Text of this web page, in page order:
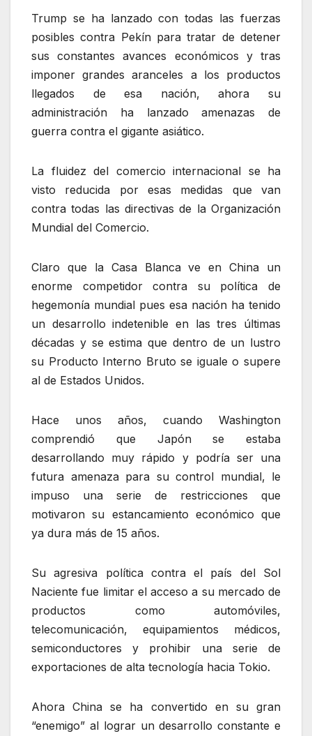
Trump se ha lanzado con todas las fuerzas
posibles contra Pekín para tratar de detener
sus constantes avances económicos y tras
imponer grandes aranceles a los productos
llegados de esa nación, ahora su
administración ha lanzado amenazas de
guerra contra el gigante asiático.
La fluidez del comercio internacional se ha
visto reducida por esas medidas que van
contra todas las directivas de la Organización
Mundial del Comercio.
Claro que la Casa Blanca ve en China un
enorme competidor contra su política de
hegemonía mundial pues esa nación ha tenido
un desarrollo indetenible en las tres últimas
décadas y se estima que dentro de un lustro
su Producto Interno Bruto se iguale o supere
al de Estados Unidos.
Hace unos años, cuando Washington
comprendió que Japón se estaba
desarrollando muy rápido y podría ser una
futura amenaza para su control mundial, le
impuso una serie de restricciones que
motivaron su estancamiento económico que
ya dura más de 15 años.
Su agresiva política contra el país del Sol
Naciente fue limitar el acceso a su mercado de
productos como automóviles,
telecomunicación, equipamientos médicos,
semiconductores y prohibir una serie de
exportaciones de alta tecnología hacia Tokio.
Ahora China se ha convertido en su gran
“enemigo” al lograr un desarrollo constante e